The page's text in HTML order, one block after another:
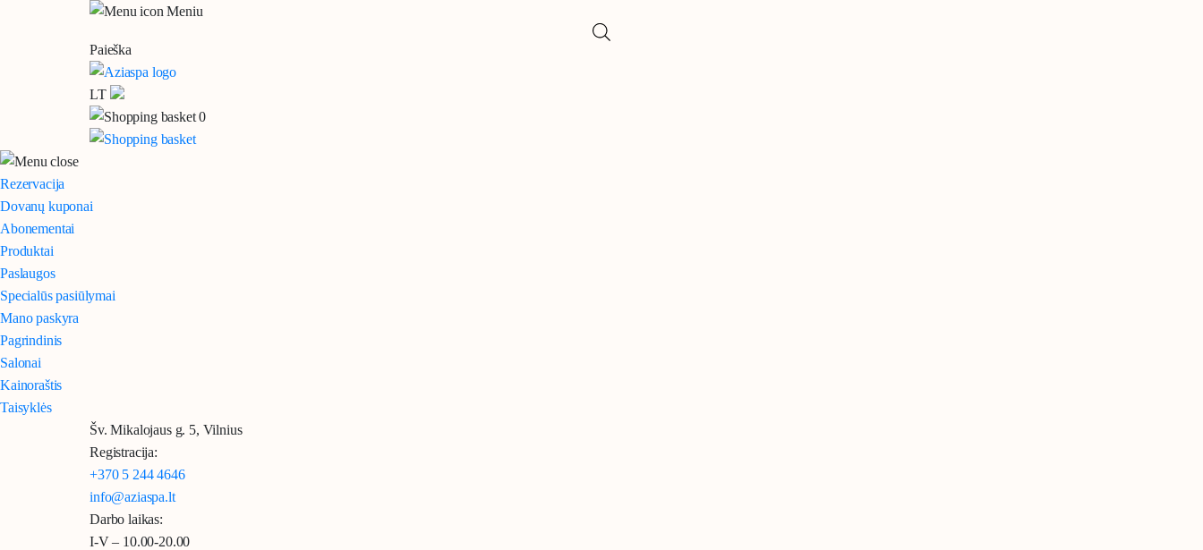
Meniu
Paieška
LT
0
Rezervacija
Dovanų kuponai
Abonementai
Produktai
Paslaugos
Specialūs pasiūlymai
Mano paskyra
Pagrindinis
Salonai
Kainoraštis
Taisyklės
Šv. Mikalojaus g. 5, Vilnius
Registracija:
+370 5 244 4646
info@aziaspa.lt
Darbo laikas:
I-V – 10.00-20.00